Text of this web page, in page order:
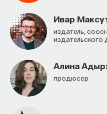
Ивар
издатель, сооснователь Редакционно-
издательского
Алина
продюсер
сомнолог, доцент
болезней и
им. И. М. Сеченова,
медицины сна
больницы № 3.
3/10/2025